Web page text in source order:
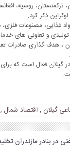
روسیه،
ذکر کرد.
غذایی، مصنوعات
و تعاونی های
گیلان , اقتصاد شمال ,